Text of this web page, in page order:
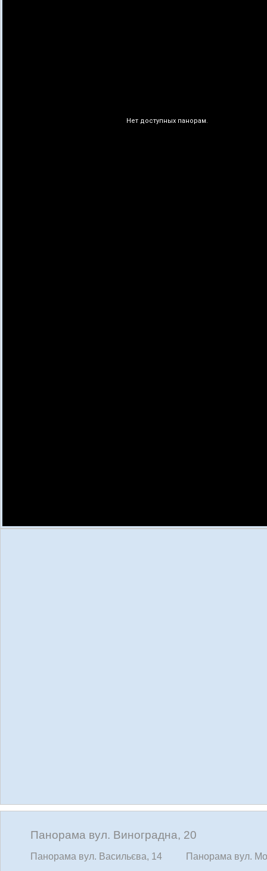
Панорама вул. Виноградна, 20
Панорама вул. Васильєва, 14
Панорама вул.